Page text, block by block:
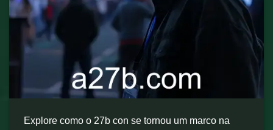
Explore como o 27b con se tornou um marco na